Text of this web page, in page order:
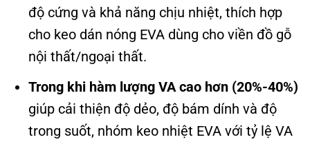
độ cứng và khả năng chịu nhiệt, thích hợp
cho keo dán nóng EVA dùng cho viền đồ gỗ
nội thất/ngoại thất.
Trong khi hàm lượng VA cao hơn (20%-40%)
giúp cải thiện độ dẻo, độ bám dính và độ
trong suốt, nhóm keo nhiệt EVA với tỷ lệ VA